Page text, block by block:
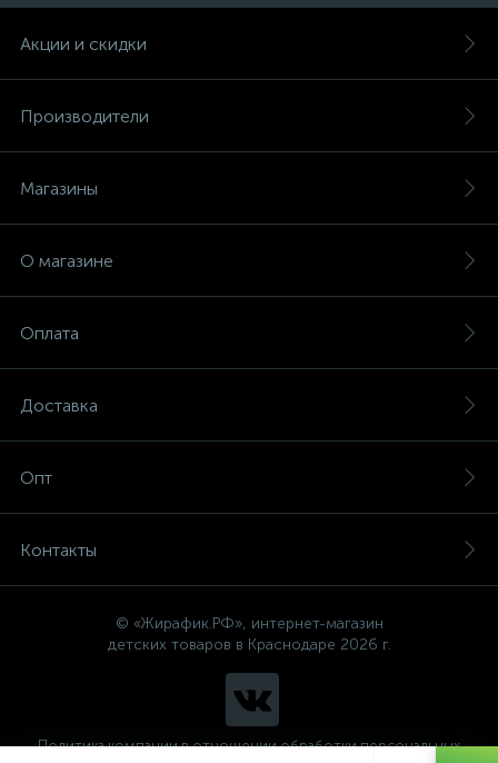
Акции и скидки
Производители
Магазины
О магазине
Оплата
Доставка
Опт
Контакты
© «Жирафик.РФ», интернет-магазин
детских товаров в Краснодаре 2026 г.
Политика компании в отношении обработки персональных